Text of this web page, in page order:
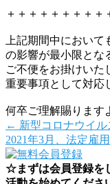
＋＋＋＋＋＋＋＋＋
上記期間中におい
の影響が最小限とな
ご不便をお掛けいた
重要事項として対応
何卒ご理解賜ります
← 新型コロナウイ
2021年3月、法定雇
☆まずは会員登録を